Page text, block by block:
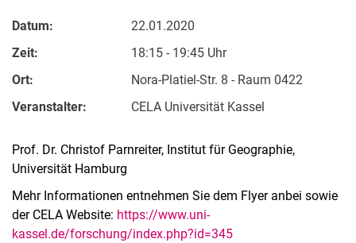
Datum:
22.01.2020
Zeit:
18:15 - 19:45 Uhr
Ort:
Nora-Platiel-Str. 8 - Raum 0422
Veranstalter:
CELA Universität Kassel
Prof. Dr. Christof Parnreiter, Institut für Geographie,
Universität Hamburg
Mehr Informationen entnehmen Sie dem Flyer anbei sowie
der CELA Website: https://www.uni-
kassel.de/forschung/index.php?id=345